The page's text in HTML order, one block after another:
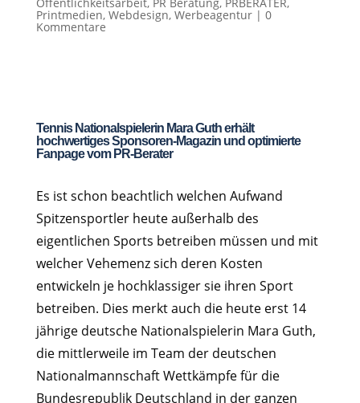
Printmedien, Webdesign, Werbeagentur| 0
Kommentare
Tennis Nationalspielerin Mara Guth erhält
hochwertiges Sponsoren-Magazin und optimierte
Fanpage vom PR-Berater
Es ist schon beachtlich welchen Aufwand
Spitzensportler heute außerhalb des
eigentlichen Sports betreiben müssen und mit
welcher Vehemenz sich deren Kosten
entwickeln je hochklassiger sie ihren Sport
betreiben. Dies merkt auch die heute erst 14
jährige deutsche Nationalspielerin Mara Guth,
die mittlerweile im Team der deutschen
Nationalmannschaft Wettkämpfe für die
Bundesrepublik Deutschland in der ganzen